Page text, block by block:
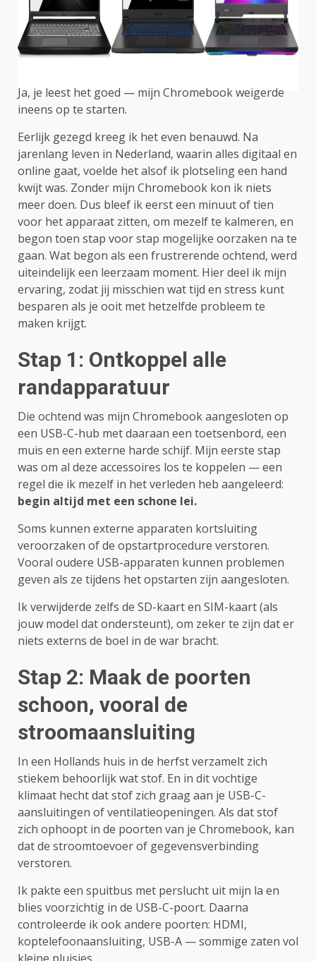
Ja, je leest het goed — mijn Chromebook weigerde
ineens op te starten.
Eerlijk gezegd kreeg ik het even benauwd. Na
jarenlang leven in Nederland, waarin alles digitaal en
online gaat, voelde het alsof ik plotseling een hand
kwijt was. Zonder mijn Chromebook kon ik niets
meer doen. Dus bleef ik eerst een minuut of tien
voor het apparaat zitten, om mezelf te kalmeren, en
begon toen stap voor stap mogelijke oorzaken na te
gaan. Wat begon als een frustrerende ochtend, werd
uiteindelijk een leerzaam moment. Hier deel ik mijn
ervaring, zodat jij misschien wat tijd en stress kunt
besparen als je ooit met hetzelfde probleem te
maken krijgt.
Stap 1: Ontkoppel alle
randapparatuur
Die ochtend was mijn Chromebook aangesloten op
een USB-C-hub met daaraan een toetsenbord, een
muis en een externe harde schijf. Mijn eerste stap
was om al deze accessoires los te koppelen — een
regel die ik mezelf in het verleden heb aangeleerd:
begin altijd met een schone lei.
Soms kunnen externe apparaten kortsluiting
veroorzaken of de opstartprocedure verstoren.
Vooral oudere USB-apparaten kunnen problemen
geven als ze tijdens het opstarten zijn aangesloten.
Ik verwijderde zelfs de SD-kaart en SIM-kaart (als
jouw model dat ondersteunt), om zeker te zijn dat er
niets externs de boel in de war bracht.
Stap 2: Maak de poorten
schoon, vooral de
stroomaansluiting
In een Hollands huis in de herfst verzamelt zich
stiekem behoorlijk wat stof. En in dit vochtige
klimaat hecht dat stof zich graag aan je USB-C-
aansluitingen of ventilatieopeningen. Als dat stof
zich ophoopt in de poorten van je Chromebook, kan
dat de stroomtoevoer of gegevensverbinding
verstoren.
Ik pakte een spuitbus met perslucht uit mijn la en
blies voorzichtig in de USB-C-poort. Daarna
controleerde ik ook andere poorten: HDMI,
koptelefoonaansluiting, USB-A — sommige zaten vol